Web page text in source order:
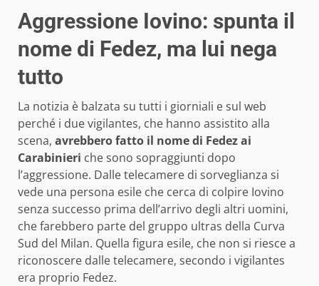
Aggressione Iovino: spunta il
nome di Fedez, ma lui nega
tutto
La notizia è balzata su tutti i giorniali e sul web
perché i due vigilantes, che hanno assistito alla
scena, avrebbero fatto il nome di Fedez ai
Carabinieri che sono sopraggiunti dopo
l’aggressione. Dalle telecamere di sorveglianza si
vede una persona esile che cerca di colpire Iovino
senza successo prima dell’arrivo degli altri uomini,
che farebbero parte del gruppo ultras della Curva
Sud del Milan. Quella figura esile, che non si riesce a
riconoscere dalle telecamere, secondo i vigilantes
era proprio Fedez.